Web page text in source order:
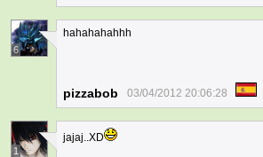
6
hahahahahhh
pizzabob 03/04/2012 20:06:28
1
jajaj..XD